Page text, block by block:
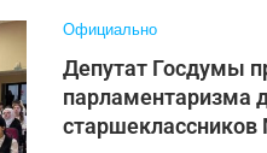
Официально
Депутат Госдумы
парламентаризма